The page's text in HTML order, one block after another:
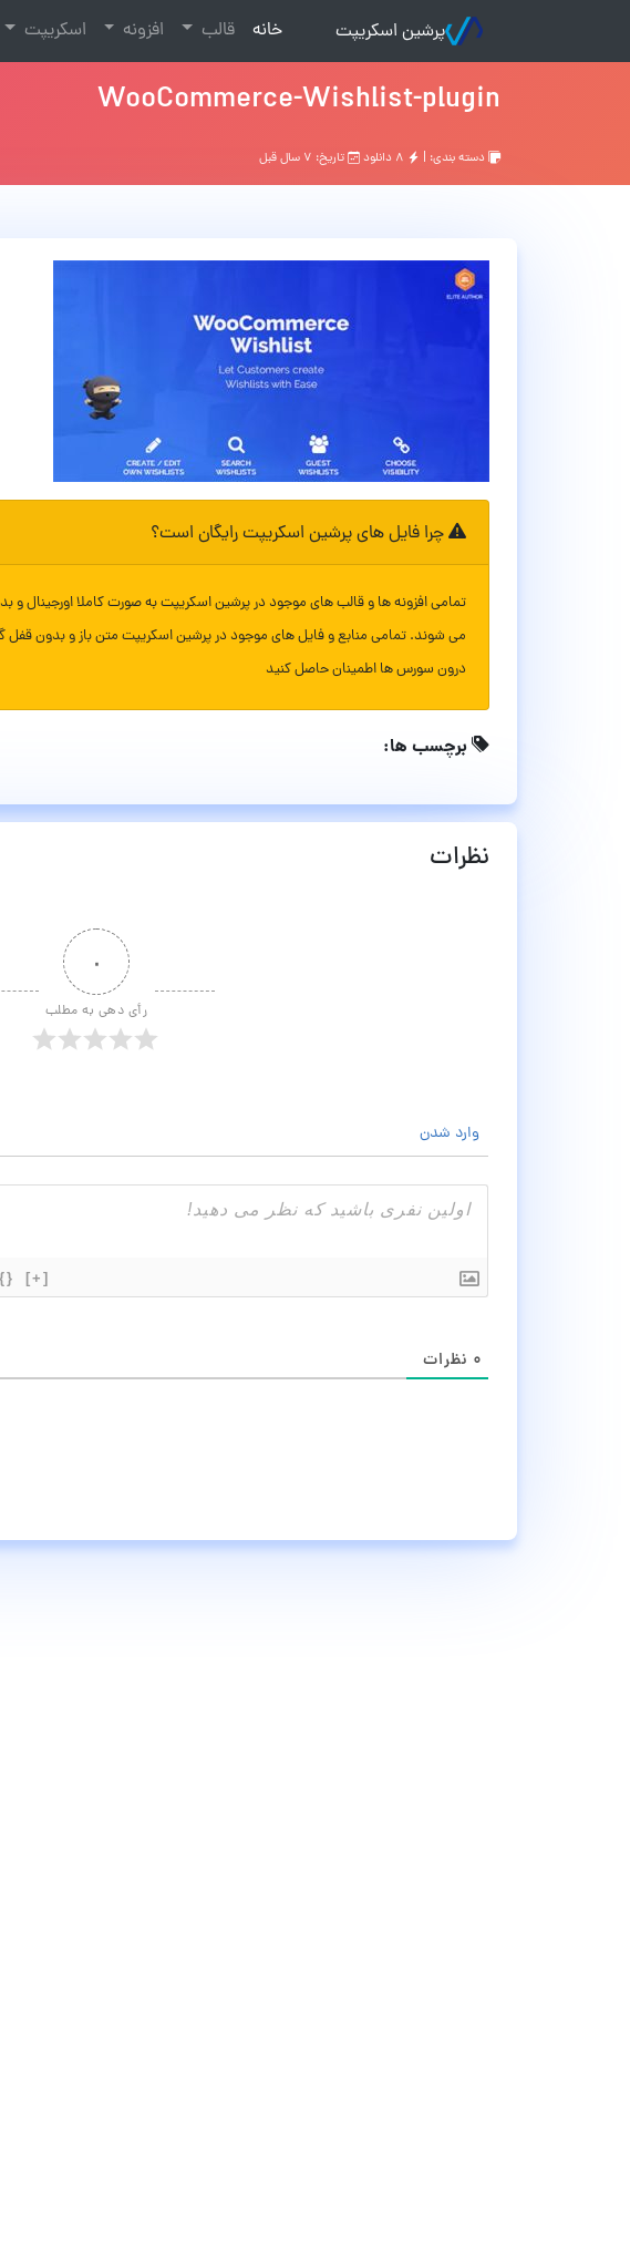
پرشین اسکریپت خانه
(current) قالب افزونه اسکریپت
WooCommerce-Wishlist-plugin
دسته بندی: | تاریخ: ۷ سال قبل
چرا فایل های پرشین اسکریپت رایگان است؟
تمامی افزونه ها و قالب های موجود در پرشین اسکریپت به صورت کاملا اورجینال
می شوند. تمامی منابع و فایل های موجود در پرشین اسکریپت متن باز و بدون
درون سورس ها اطمینان حاصل کنید
برچسب ها:
نظرات
۰
رأی دهی به مطلب
وارد شدن
{} [+]
۰ نظرات